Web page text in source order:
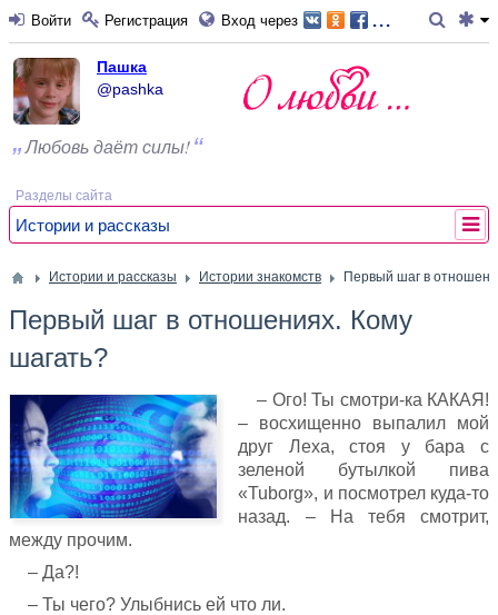
Войти Регистрация Вход через ...
Пашка
@pashka
Любовь даёт силы!
Разделы сайта
Истории и рассказы
Истории и рассказы Истории знакомств Первый шаг в
Первый шаг в отношениях. Кому
шагать?
– Ого! Ты смотри-ка КАКАЯ!
– восхищенно выпалил мой
друг Леха, стоя у бара с
зеленой бутылкой пива
«Tuborg», и посмотрел куда-то
назад. – На тебя смотрит,
между прочим.
– Да?!
– Ты чего? Улыбнись ей что ли.